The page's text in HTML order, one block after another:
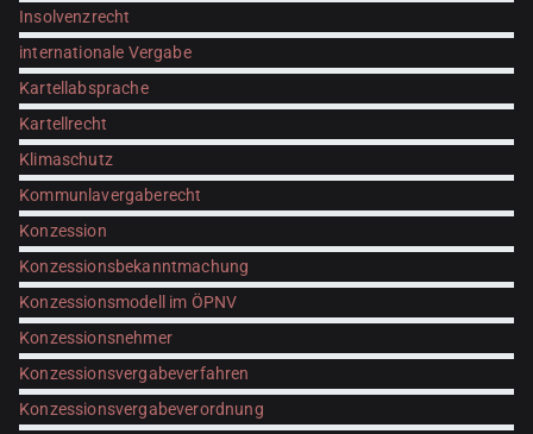
Insolvenzrecht
internationale Vergabe
Kartellabsprache
Kartellrecht
Klimaschutz
Kommunlavergaberecht
Konzession
Konzessionsbekanntmachung
Konzessionsmodell im ÖPNV
Konzessionsnehmer
Konzessionsvergabeverfahren
Konzessionsvergabeverordnung